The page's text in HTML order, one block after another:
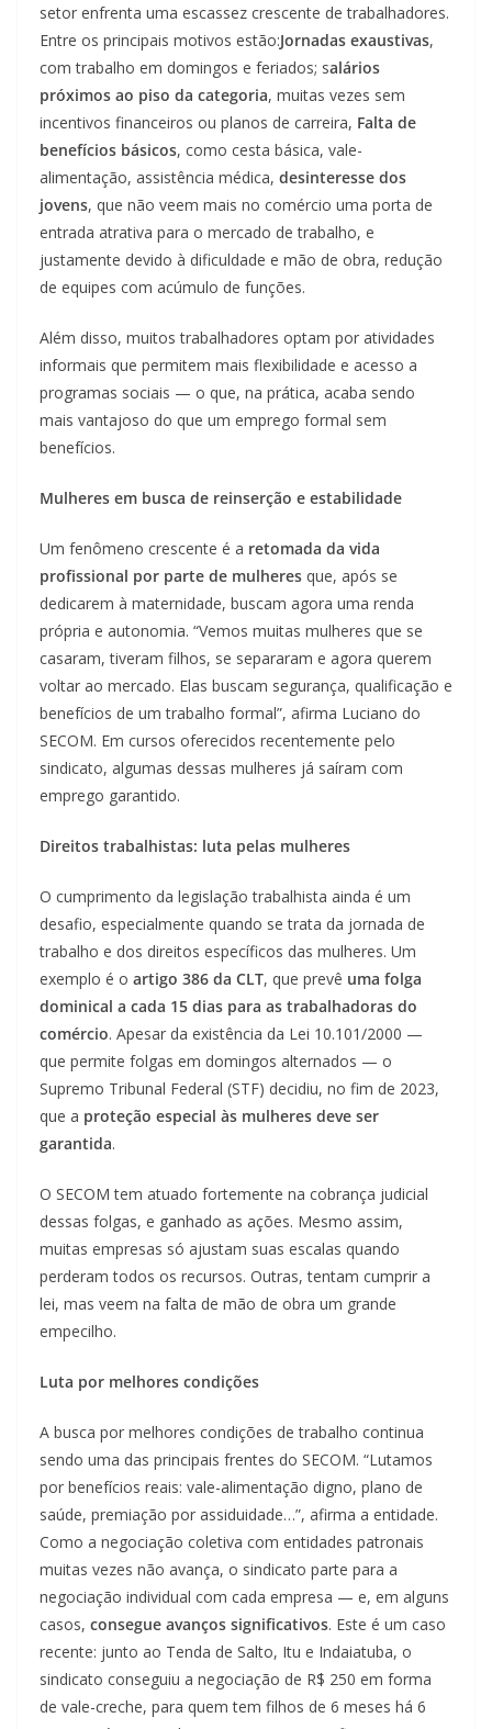
setor enfrenta uma escassez crescente de trabalhadores.
Entre os principais motivos estão:Jornadas exaustivas,
com trabalho em domingos e feriados; salários
próximos ao piso da categoria, muitas vezes sem
incentivos financeiros ou planos de carreira, Falta de
benefícios básicos, como cesta básica, vale-
alimentação, assistência médica, desinteresse dos
jovens, que não veem mais no comércio uma porta de
entrada atrativa para o mercado de trabalho, e
justamente devido à dificuldade e mão de obra, redução
de equipes com acúmulo de funções.
Além disso, muitos trabalhadores optam por atividades
informais que permitem mais flexibilidade e acesso a
programas sociais — o que, na prática, acaba sendo
mais vantajoso do que um emprego formal sem
benefícios.
Mulheres em busca de reinserção e estabilidade
Um fenômeno crescente é a retomada da vida
profissional por parte de mulheres que, após se
dedicarem à maternidade, buscam agora uma renda
própria e autonomia. “Vemos muitas mulheres que se
casaram, tiveram filhos, se separaram e agora querem
voltar ao mercado. Elas buscam segurança, qualificação e
benefícios de um trabalho formal”, afirma Luciano do
SECOM. Em cursos oferecidos recentemente pelo
sindicato, algumas dessas mulheres já saíram com
emprego garantido.
Direitos trabalhistas: luta pelas mulheres
O cumprimento da legislação trabalhista ainda é um
desafio, especialmente quando se trata da jornada de
trabalho e dos direitos específicos das mulheres. Um
exemplo é o artigo 386 da CLT, que prevê uma folga
dominical a cada 15 dias para as trabalhadoras do
comércio. Apesar da existência da Lei 10.101/2000 —
que permite folgas em domingos alternados — o
Supremo Tribunal Federal (STF) decidiu, no fim de 2023,
que a proteção especial às mulheres deve ser
garantida.
O SECOM tem atuado fortemente na cobrança judicial
dessas folgas, e ganhado as ações. Mesmo assim,
muitas empresas só ajustam suas escalas quando
perderam todos os recursos. Outras, tentam cumprir a
lei, mas veem na falta de mão de obra um grande
empecilho.
Luta por melhores condições
A busca por melhores condições de trabalho continua
sendo uma das principais frentes do SECOM. “Lutamos
por benefícios reais: vale-alimentação digno, plano de
saúde, premiação por assiduidade…”, afirma a entidade.
Como a negociação coletiva com entidades patronais
muitas vezes não avança, o sindicato parte para a
negociação individual com cada empresa — e, em alguns
casos, consegue avanços significativos. Este é um caso
recente: junto ao Tenda de Salto, Itu e Indaiatuba, o
sindicato conseguiu a negociação de R$ 250 em forma
de vale-creche, para quem tem filhos de 6 meses há 6